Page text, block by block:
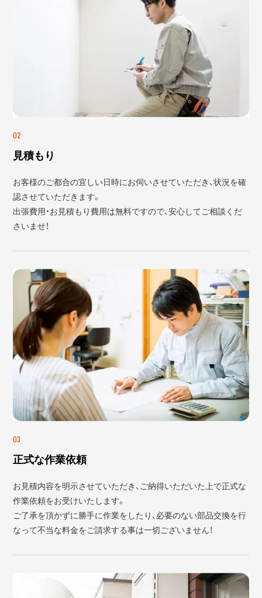
02
見積もり
お客様のご都合の宜しい日時にお伺いさせていただき、状況を確
認させていただきます。
出張費用・お見積もり費用は無料ですので、安心してご相談くだ
さいませ！
03
正式な作業依頼
お見積内容を明示させていただき、ご納得いただいた上で正式な
作業依頼をお受けいたします。
ご了承を頂かずに勝手に作業をしたり、必要のない部品交換を行
なって不当な料金をご請求する事は一切ございません！